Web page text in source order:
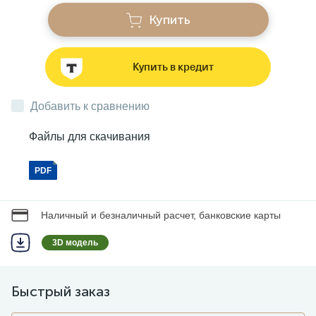
Звонки
Фонари
Батарейки и аккумуляторы
Драйверы
Комплектующие
Умные устройства
Купить
Купить в кредит
Добавить к сравнению
Файлы для скачивания
PDF
Наличный и безналичный расчет, банковские карты
3D модель
Быстрый заказ